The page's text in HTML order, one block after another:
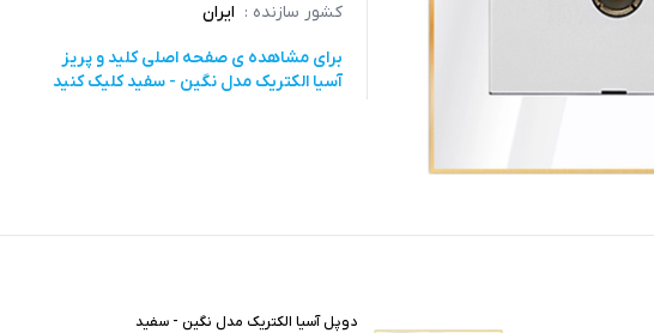
کشور سازنده : ایران
برای مشاهده ی صفحه اصلیکلید و پریز
آسیا الکتریک مدل نگین - سفیدکلیک کنید
دوپل آسیا الکتریک مدل نگین - سفید